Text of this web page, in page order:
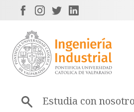
Estudia con